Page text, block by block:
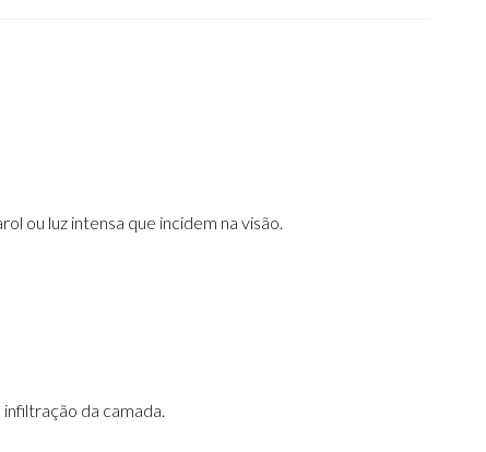
ou luz intensa que incidem na visão.
da camada.